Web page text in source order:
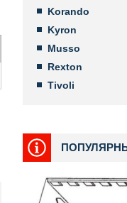
Korando
Kyron
Musso
Rexton
Tivoli